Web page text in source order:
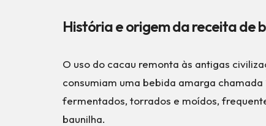
História e origem da receita de
O uso do cacau remonta às antigas
consumiam uma bebida amarga
fermentados, torrados e moídos,
baunilha.